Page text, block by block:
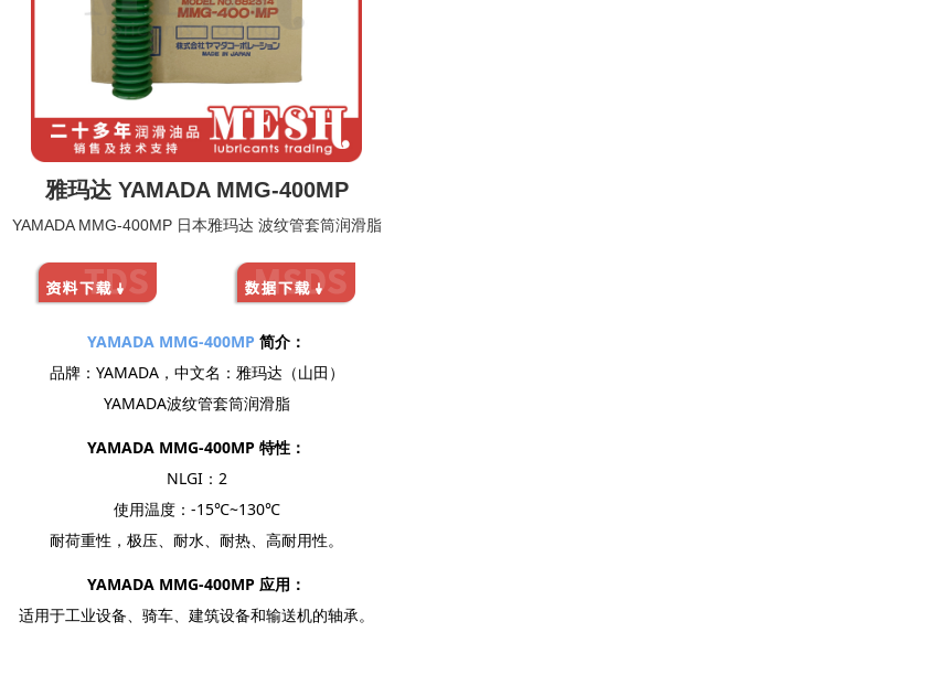
雅玛达 YAMADA MMG-400MP
YAMADA MMG-400MP 日本雅玛达 波纹管套筒润滑脂
YAMADA MMG-400MP 简介：
品牌：YAMADA，中文名：雅玛达（山田）
YAMADA波纹管套筒润滑脂
YAMADA MMG-400MP 特性：
NLGI：2
使用温度：-15℃~130℃
耐荷重性，极压、耐水、耐热、高耐用性。
YAMADA MMG-400MP 应用：
适用于工业设备、骑车、建筑设备和输送机的轴承。